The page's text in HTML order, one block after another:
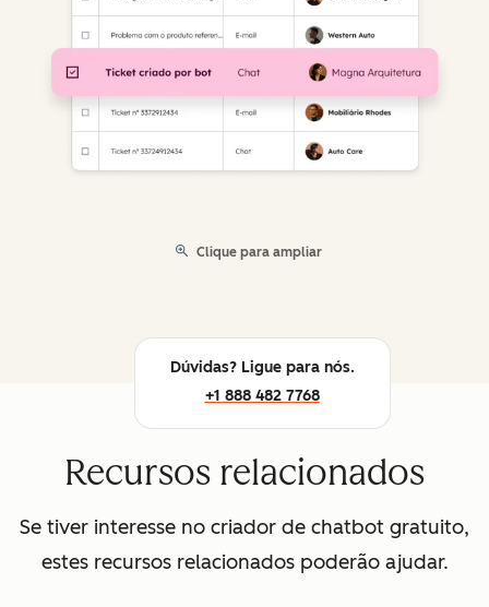
Clique para ampliar
Dúvidas? Ligue para nós.
+1 888 482 7768
Recursos relacionados
Se tiver interesse no criador de chatbot gratuito,
estes recursos relacionados poderão ajudar.